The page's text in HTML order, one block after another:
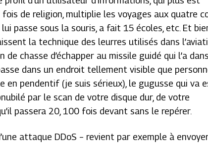
de religion, multiplie les voyages aux quatre
passe sous la souris, a fait 15 écoles, etc. Et
la technique des leurres utilisés dans
chasse d’échapper au missile guidé qui l’a
dans un endroit tellement visible que
en pendentif (je suis sérieux), le gugusse qui va
par le scan de votre disque dur, de votre
passera 20, 100 fois devant sans le repérer.
attaque DDoS – revient par exemple à